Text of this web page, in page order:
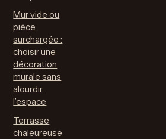
Mur vide ou
pièce
surchargée :
choisir une
décoration
murale sans
alourdir
l’espace
Terrasse
chaleureuse